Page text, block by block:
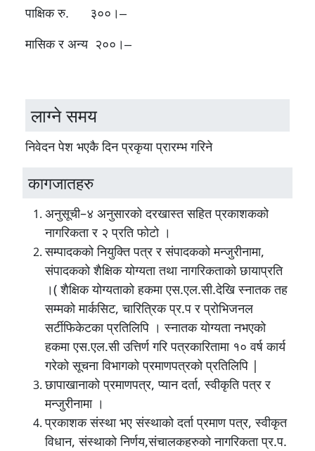
पाक्षिक रु. ३००।–
मासिक र अन्य२००।–
लाग्ने समय
निवेदन पेश भएकै दिन प्रकृया प्रारम्भ गरिने
कागजातहरु
अनुसूची–४ अनुसारको दरखास्त सहित प्रकाशकको
नागरिकता र २ प्रति फोटो ।
सम्पादकको नियुक्ति पत्र र संपादकको मन्जुरीनामा,
संपादकको शैक्षिक योग्यता तथा नागरिकताको छायाप्रति
।( शैक्षिक योग्यताको हकमा एस.एल.सी.देखि स्नातक तह
सम्मको मार्कसिट, चारित्रिक प्र.प र प्रोभिजनल
सर्टीफिकेटका प्रतिलिपि । स्नातक योग्यता नभएको
हकमा एस.एल.सी उत्तिर्ण गरि पत्रकारितामा १० वर्ष कार्य
गरेको सूचना विभागको प्रमाणपत्रको प्रतिलिपि |
छापाखानाको प्रमाणपत्र, प्यान दर्ता, स्वीकृति पत्र र
मन्जुरीनामा ।
प्रकाशक संस्था भए संस्थाको दर्ता प्रमाण पत्र, स्वीकृत
विधान, संस्थाको निर्णय,संचालकहरुको नागरिकता प्र.प.